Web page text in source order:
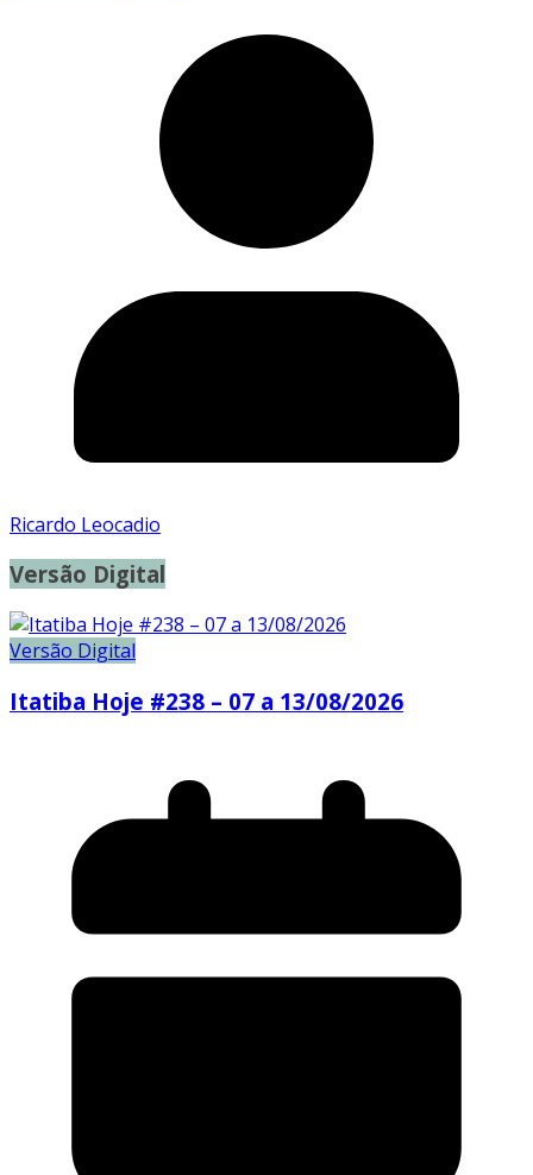
Ricardo Leocadio
Versão Digital
Versão Digital
Itatiba Hoje #238 – 07 a 13/08/2026